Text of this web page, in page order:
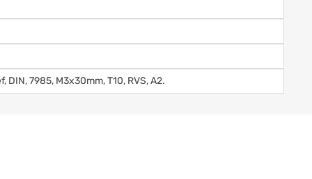
DIN, 7985, M3x30mm, T10, RVS, A2.